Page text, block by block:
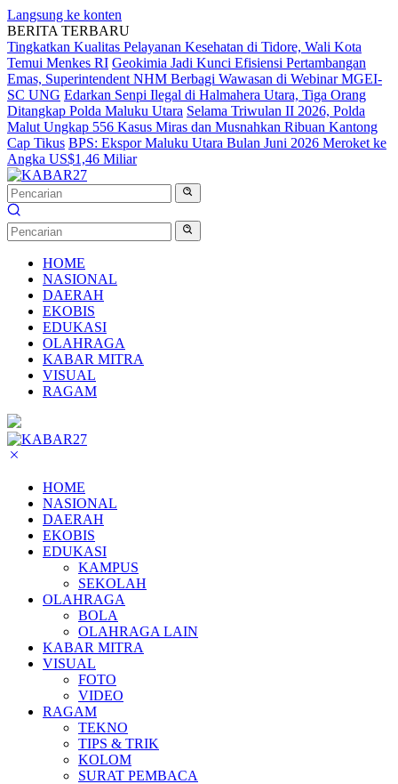
Langsung ke konten
BERITA TERBARU
Tingkatkan Kualitas Pelayanan Kesehatan di Tidore, Wali Kota
Temui Menkes RI Geokimia Jadi Kunci Efisiensi Pertambangan
Emas, Superintendent NHM Berbagi Wawasan di Webinar MGEI-
SC UNG Edarkan Senpi Ilegal di Halmahera Utara, Tiga Orang
Ditangkap Polda Maluku Utara Selama Triwulan II 2026, Polda
Malut Ungkap 556 Kasus Miras dan Musnahkan Ribuan Kantong
Cap Tikus BPS: Ekspor Maluku Utara Bulan Juni 2026 Meroket ke
Angka US$1,46 Miliar
HOME
NASIONAL
DAERAH
EKOBIS
EDUKASI
OLAHRAGA
KABAR MITRA
VISUAL
RAGAM
HOME
NASIONAL
DAERAH
EKOBIS
EDUKASI
KAMPUS
SEKOLAH
OLAHRAGA
BOLA
OLAHRAGA LAIN
KABAR MITRA
VISUAL
FOTO
VIDEO
RAGAM
TEKNO
TIPS & TRIK
KOLOM
SURAT PEMBACA